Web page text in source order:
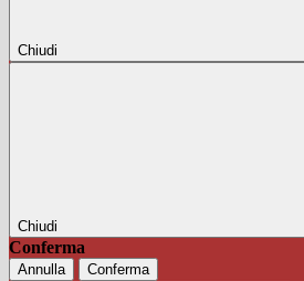
Chiudi
Chiudi
Conferma
Annulla Conferma